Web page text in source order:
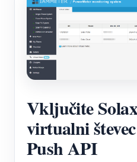
Vključite
virtualni
Push API